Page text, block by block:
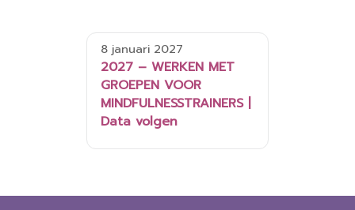
8 januari 2027
2027 – WERKEN MET
GROEPEN VOOR
MINDFULNESSTRAINERS |
Data volgen